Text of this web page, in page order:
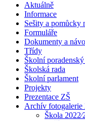
Aktuálně
Informace
Sešity a pomůcky
Formuláře
Dokumenty a
Třídy
Školní
Školská rada
Školní parlament
Projekty
Prezentace ZŠ
Archív fotogalerie
Škola